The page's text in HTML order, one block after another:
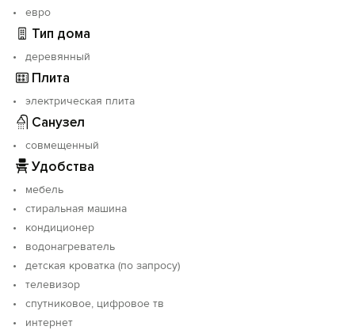
евро
Тип дома
деревянный
Плита
электрическая плита
Санузел
совмещенный
Удобства
мебель
стиральная машина
кондиционер
водонагреватель
детская кроватка (по запросу)
телевизор
спутниковое, цифровое тв
интернет